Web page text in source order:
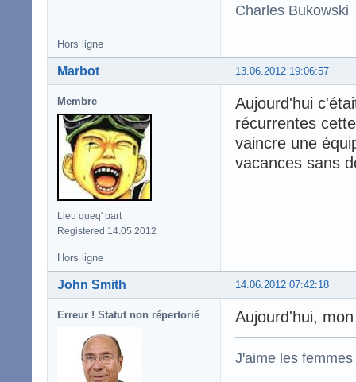
Charles Bukowski
Hors ligne
13.06.2012 19:06:57
Marbot
Membre
Lieu queq' part
Registered 14.05.2012
Aujourd'hui
récurrentes
vaincre une
vacances sans
Hors ligne
14.06.2012 07:42:18
John Smith
Erreur ! Statut non répertorié Aujourd'hui,
J'aime les